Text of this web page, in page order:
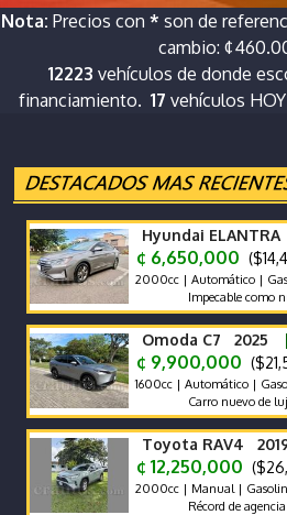
Nota: Precios con * son de
cambio:
12223 vehículos de donde
financiamiento. 17 vehículos
Hyundai
¢ 6,650,000
2000cc | Automático |
Impecable como
Omoda C7 2025
¢ 9,900,000
1600cc | Automático |
Carro nuevo de lujo.
Toyota RAV4
¢ 12,250,000
2000cc | Manual |
Récord de agencia